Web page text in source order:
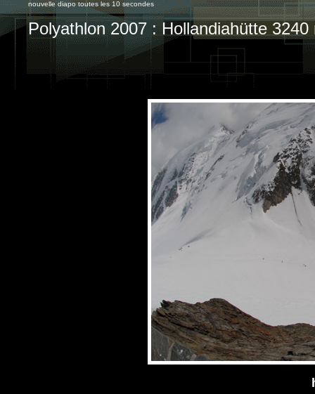
nouvelle diapo toutes les 10 secondes
Polyathlon 2007 : Hollandiahütte 3240